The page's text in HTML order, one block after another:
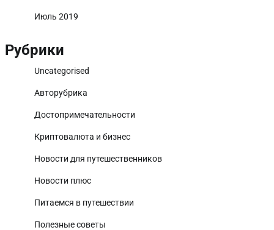
Июль 2019
Рубрики
Uncategorised
Авторубрика
Достопримечательности
Криптовалюта и бизнес
Новости для путешественников
Новости плюс
Питаемся в путешествии
Полезные советы